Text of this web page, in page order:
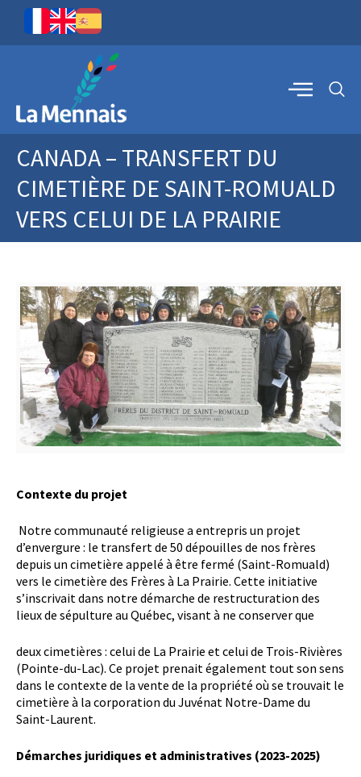
CANADA – TRANSFERT DU
CIMETIÈRE DE SAINT-ROMUALD
VERS CELUI DE LA PRAIRIE
Contexte du projet
Notre communauté religieuse a entrepris un projet
d’envergure : le transfert de 50 dépouilles de nos frères
depuis un cimetière appelé à être fermé (Saint-Romuald)
vers le cimetière des Frères à La Prairie. Cette initiative
s’inscrivait dans notre démarche de restructuration des
lieux de sépulture au Québec, visant à ne conserver que
deux cimetières : celui de La Prairie et celui de Trois-Rivières
(Pointe-du-Lac). Ce projet prenait également tout son sens
dans le contexte de la vente de la propriété où se trouvait le
cimetière à la corporation du Juvénat Notre-Dame du
Saint-Laurent.
Démarches juridiques et administratives (2023-2025)